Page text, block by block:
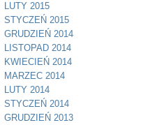
LUTY 2015
STYCZEŃ 2015
GRUDZIEŃ 2014
LISTOPAD 2014
KWIECIEŃ 2014
MARZEC 2014
LUTY 2014
STYCZEŃ 2014
GRUDZIEŃ 2013